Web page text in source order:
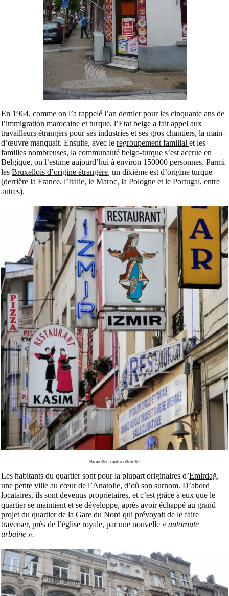
En 1964, comme on l’a rappelé l’an dernier pour les cinquante ans de
l’immigration marocaine et turque, l’Etat belge a fait appel aux
travailleurs étrangers pour ses industries et ses gros chantiers, la main-
d’œuvre manquait. Ensuite, avec le regroupement familial et les
familles nombreuses, la communauté belgo-turque s’est accrue en
Belgique, on l’estime aujourd’hui à environ 150000 personnes. Parmi
les Bruxellois d’origine étrangère, un dixième est d’origine turque
(derrière la France, l’Italie, le Maroc, la Pologne et le Portugal, entre
autres).
Bruxelles multiculturelle
Les habitants du quartier sont pour la plupart originaires d’Emirdağ,
une petite ville au cœur de l’Anatolie, d’où son surnom. D’abord
locataires, ils sont devenus propriétaires, et c’est grâce à eux que le
quartier se maintient et se développe, après avoir échappé au grand
projet du quartier de la Gare du Nord qui prévoyait de le faire
traverser, près de l’église royale, par une nouvelle « autoroute
urbaine ».